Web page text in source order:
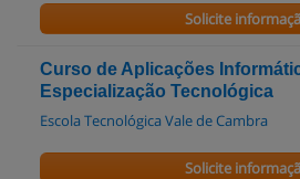
Solicite
Curso de Aplicações
Especialização Tecnológica
Escola Tecnológica Vale de Cambra
Solicite